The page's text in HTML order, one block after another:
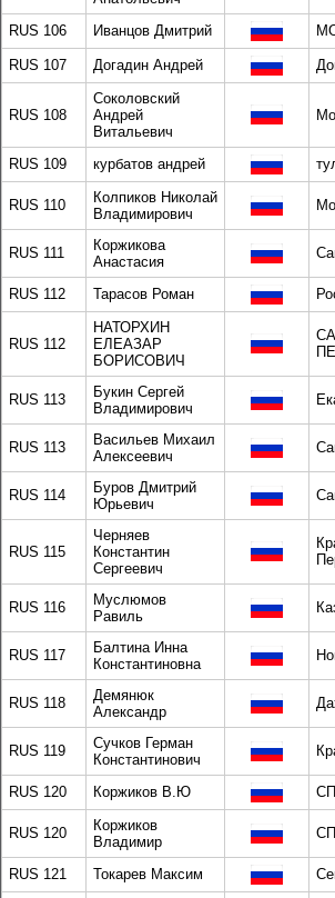
RUS 106 Иванцов Дмитрий
RUS 107 Догадин Андрей
RUS 108
Соколовский
Андрей
Витальевич
RUS 109 курбатов андрей
RUS 110
Колпиков Николай
Владимирович
RUS 111
Коржикова
Анастасия
RUS 112 Тарасов Роман
RUS 112
НАТОРХИН
ЕЛЕАЗАР
БОРИСОВИЧ
RUS 113
Букин Сергей
Владимирович
RUS 113
Васильев Михаил
Алексеевич
RUS 114
Буров Дмитрий
Юрьевич
RUS 115
Черняев
Константин
Сергеевич
RUS 116
Муслюмов
Равиль
RUS 117
Балтина Инна
Константиновна
RUS 118
Демянюк
Александр
RUS 119
Сучков Герман
Константинович
RUS 120 Коржиков В.Ю
RUS 120
Коржиков
Владимир
RUS 121 Токарев Максим